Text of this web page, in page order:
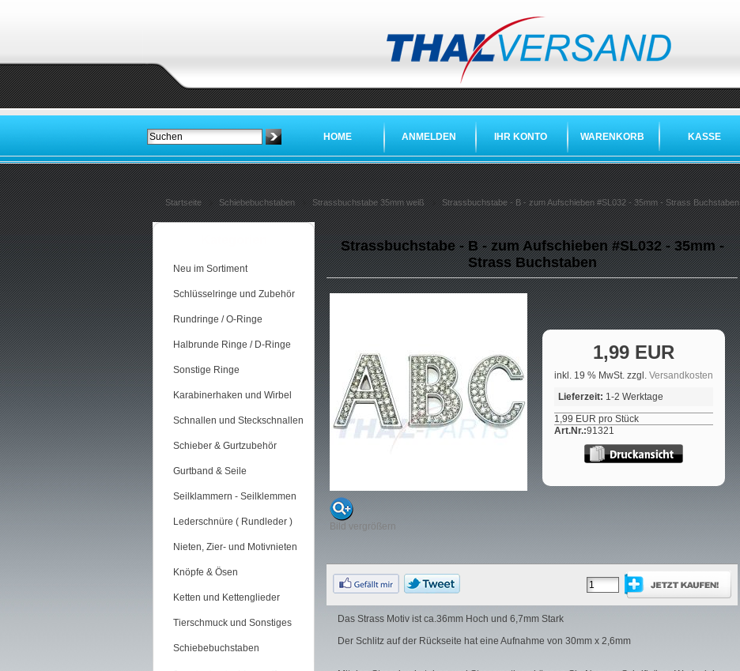
HOME ANMELDEN IHR KONTO WARENKORB KASSE
Startseite Schiebebuchstaben Strassbuchstabe 35mm weiß Strassbuchstabe - B - zum Aufschieben #SL032 - 35mm - Strass Buchstaben
Neu im Sortiment
Schlüsselringe und Zubehör
Rundringe / O-Ringe
Halbrunde Ringe / D-Ringe
Sonstige Ringe
Karabinerhaken und Wirbel
Schnallen und Steckschnallen
Schieber & Gurtzubehör
Gurtband & Seile
Seilklammern - Seilklemmen
Lederschnüre ( Rundleder )
Nieten, Zier- und Motivnieten
Knöpfe & Ösen
Ketten und Kettenglieder
Tierschmuck und Sonstiges
Schiebebuchstaben
Strassbuchstabe - B - zum Aufschieben #SL032 - 35mm -
Strass Buchstaben
Bild vergrößern
1,99 EUR
inkl. 19 % MwSt. zzgl. Versandkosten
Lieferzeit: 1-2 Werktage
1,99 EUR pro Stück
Art.Nr.:91321
Das Strass Motiv ist ca.36mm Hoch und 6,7mm Stark
Der Schlitz auf der Rückseite hat eine Aufnahme von 30mm x 2,6mm